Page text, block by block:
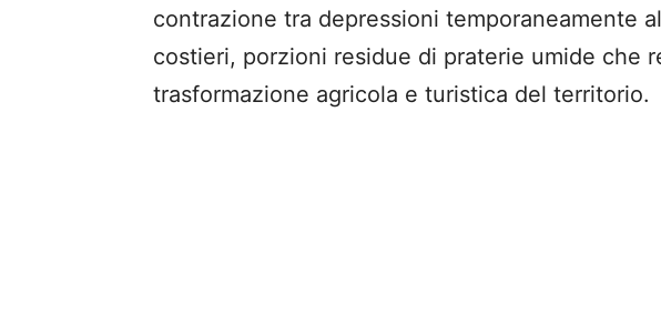
contrazione tra depressioni temporaneamente
costieri, porzioni residue di praterie umide che
trasformazione agricola e turistica del territorio.